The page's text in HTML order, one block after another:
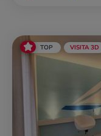
TOP VISITA 3D